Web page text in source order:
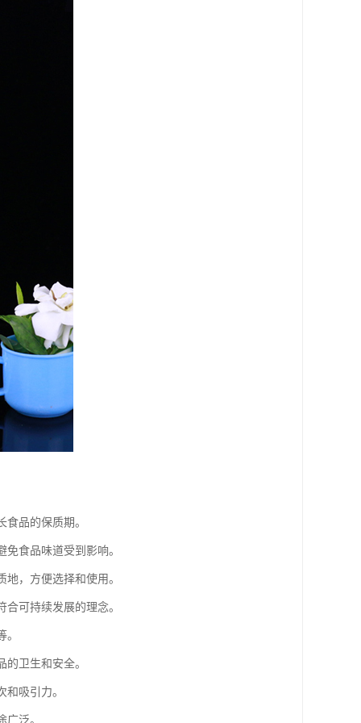
品的保质期。
食品味道受到影响。
，方便选择和使用。
可持续发展的理念。
卫生和安全。
吸引力。
泛。